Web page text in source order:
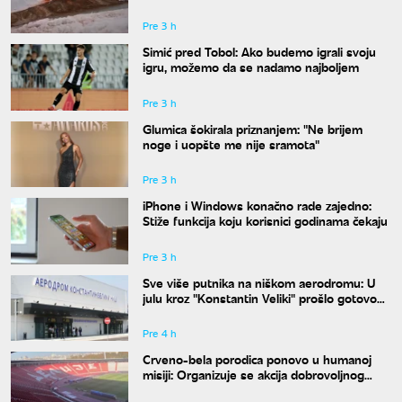
Pre 3 h
Simić pred Tobol: Ako budemo igrali svoju
igru, možemo da se nadamo najboljem
Pre 3 h
Glumica šokirala priznanjem: "Ne brijem
noge i uopšte me nije sramota"
Pre 3 h
iPhone i Windows konačno rade zajedno:
Stiže funkcija koju korisnici godinama čekaju
Pre 3 h
Sve više putnika na niškom aerodromu: U
julu kroz "Konstantin Veliki" prošlo gotovo
Pre 4 h
Crveno-bela porodica ponovo u humanoj
misiji: Organizuje se akcija dobrovoljnog